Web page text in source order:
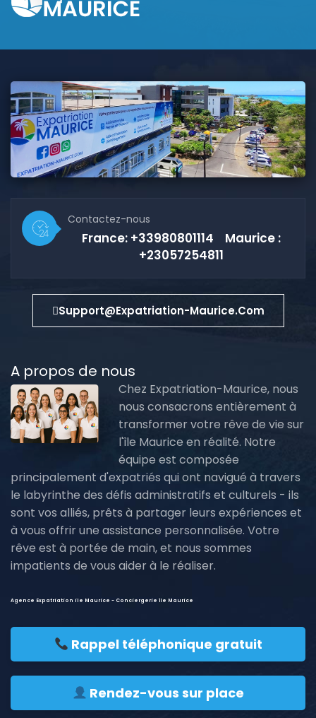
Contactez-nous
France: +33980801114 Maurice :
+23057254811
Support@expatriation-Maurice.com
A propos de nous
Chez Expatriation-Maurice, nous
nous consacrons entièrement à
transformer votre rêve de vie sur
l'île Maurice en réalité. Notre
équipe est composée
principalement d'expatriés qui ont navigué à travers
le labyrinthe des défis administratifs et culturels - ils
sont vos alliés, prêts à partager leurs expériences et
à vous offrir une assistance personnalisée. Votre
rêve est à portée de main, et nous sommes
impatients de vous aider à le réaliser.
Agence Expatriation ile Maurice - Conciergerie île Maurice
Rappel téléphonique gratuit
Rendez-vous sur place